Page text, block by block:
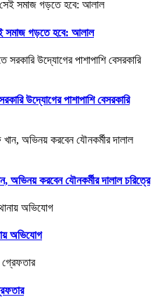
সমাজ গড়তে হবে: আলাল
উদ্যোগের পাশাপাশি বেসরকারি
অভিনয় করবেন যৌনকর্মীর দালাল চরিত্রে
অভিযোগ